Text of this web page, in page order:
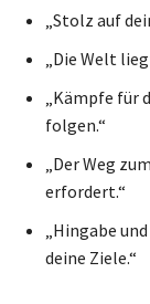
„Stolz auf
„Die Welt
„Kämpfe für
folgen.“
„Der Weg
erfordert.“
„Hingabe
deine Ziele.“